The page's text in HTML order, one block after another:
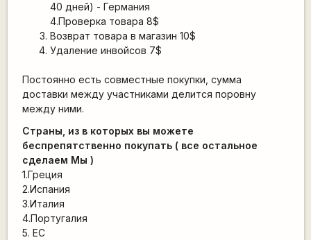
40 дней) - Германия
4.Проверка товара 8$
Возврат товара в магазин 10$
Удаление инвойсов 7$
Постоянно есть совместные покупки, сумма
доставки между учacтниками делится поровну
между ними.
Страны, из в которых вы можете
беспрепятственно покупать ( все остальное
сделаем Мы )
1.Греция
2.Испания
3.Италия
4.Португалия
5. ЕС